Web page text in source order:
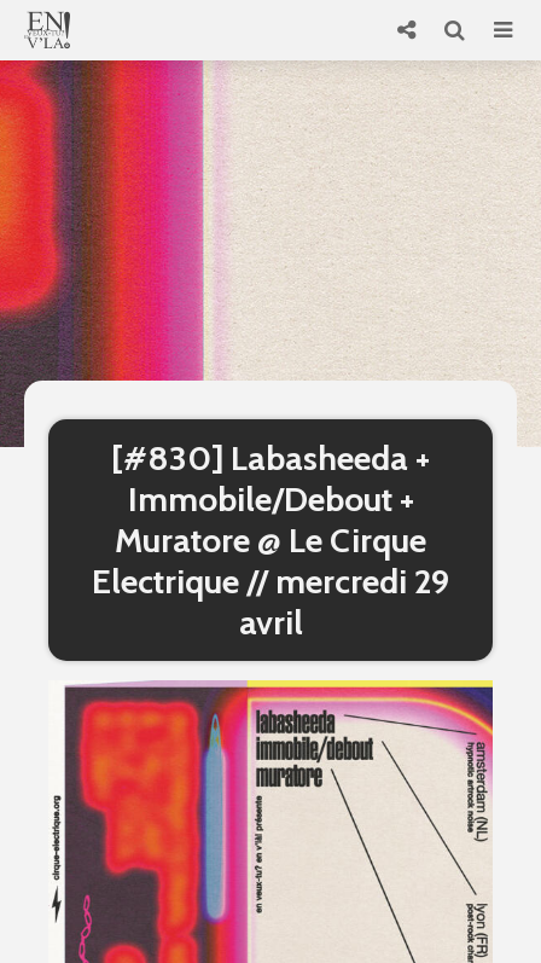
[#830] Labasheeda +
Immobile/Debout +
Muratore @ Le Cirque
Electrique // mercredi 29
avril